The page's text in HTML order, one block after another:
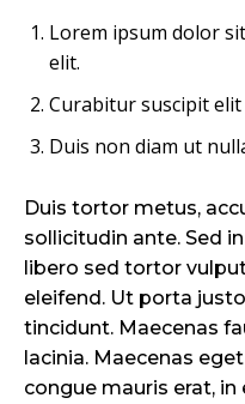
Lorem ipsum dolor
elit.
Curabitur suscipit
Duis non diam ut
Duis tortor metus,
sollicitudin ante. Sed
libero sed tortor
eleifend. Ut porta
tincidunt. Maecenas
lacinia. Maecenas
congue mauris erat,